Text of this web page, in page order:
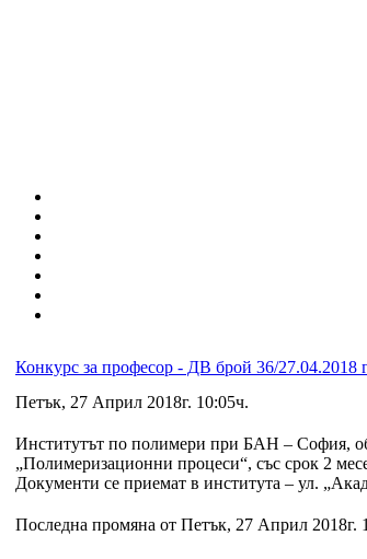
Конкурс за професор - ДВ брой 36/27.04.2018
Петък, 27 Април 2018г. 10:05ч.
Институтът по полимери при БАН – София,
„Полимеризационни процеси“, със срок 2
Документи се приемат в института – ул.
Последна промяна от Петък, 27 Април 2018г.